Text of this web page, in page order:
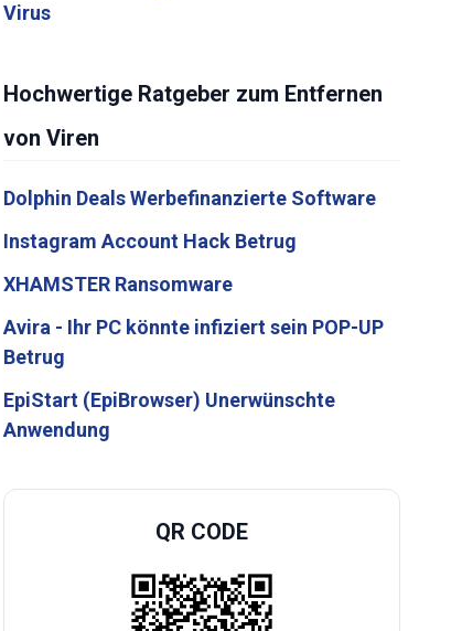
Virus
Hochwertige Ratgeber zum Entfernen
von Viren
Dolphin Deals Werbefinanzierte Software
Instagram Account Hack Betrug
XHAMSTER Ransomware
Avira - Ihr PC könnte infiziert sein POP-UP
Betrug
EpiStart (EpiBrowser) Unerwünschte
Anwendung
QR CODE